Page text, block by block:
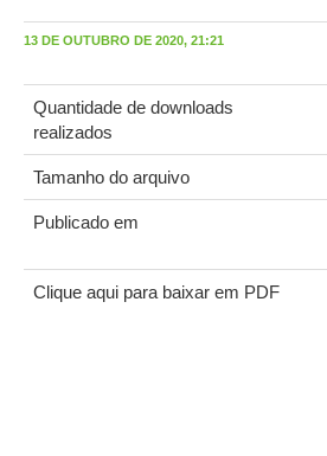
13 DE OUTUBRO DE 2020, 21:21
Quantidade de downloads
realizados
Tamanho do arquivo
Publicado em
Clique aqui para baixar em PDF